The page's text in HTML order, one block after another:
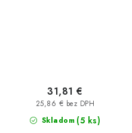
Skladom (5 ks)
25,86 € bez DPH
31,81 €